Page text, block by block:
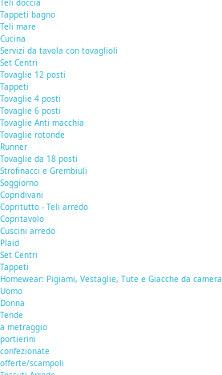
Teli doccia
Tappeti bagno
Teli mare
Cucina
Servizi da tavola con tovaglioli
Set Centri
Tovaglie 12 posti
Tappeti
Tovaglie 4 posti
Tovaglie 6 posti
Tovaglie Anti macchia
Tovaglie rotonde
Runner
Tovaglie da 18 posti
Strofinacci e Grembiuli
Soggiorno
Copridivani
Copritutto - Teli arredo
Copritavolo
Cuscini arredo
Plaid
Set Centri
Tappeti
Homewear: Pigiami, Vestaglie, Tute e Giacche da camera
Uomo
Donna
Tende
a metraggio
portierini
confezionate
offerte/scampoli